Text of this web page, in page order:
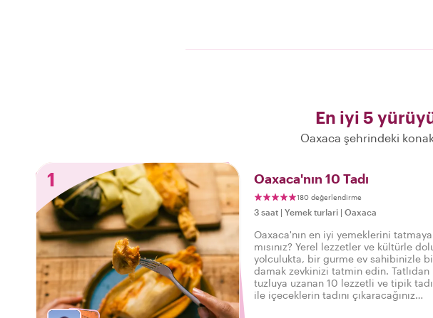
En iyi 5
Oaxaca şehrindeki
1 Oaxaca'nın 10 Tadı
180 değerlendirme
3 saat | Yemek turlari | Oaxaca
Oaxaca'nın en iyi yemeklerini tatmaya
mısınız? Yerel lezzetler ve kültürle
yolculukta, bir gurme ev sahibinizle
damak zevkinizi tatmin edin. Tatlıdan
tuzluya uzanan 10 lezzetli ve tipik
ile içeceklerin tadını çıkaracağınız